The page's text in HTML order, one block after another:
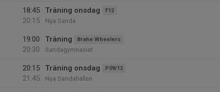
18:45
20:15
Träning onsdag F12
Nya Sanda
19:00
20:30
Träning Brahe Wheelers
Sandagymnasiet
20:15
21:45
Träning onsdag P09/12
Nya Sandahallen